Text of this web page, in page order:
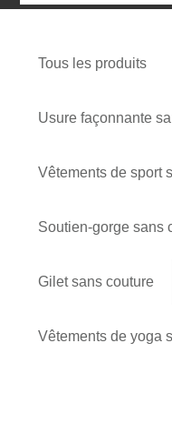
Tous les produits
Usure façonnante
Vêtements de sport
Soutien-gorge sans
Gilet sans couture
Vêtements de yoga